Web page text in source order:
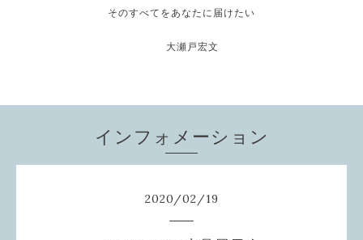
そのすべてをあなたに届けたい
大瀬戸宏文
インフォメーション
2020/02/19